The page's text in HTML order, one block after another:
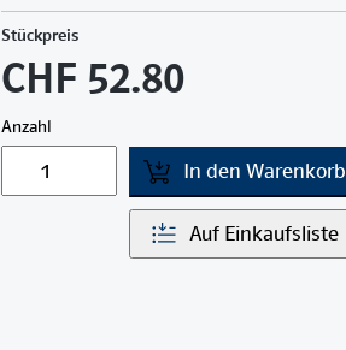
Stückpreis
CHF 52.80
Anzahl
In den Warenkorb
Auf Einkaufsliste